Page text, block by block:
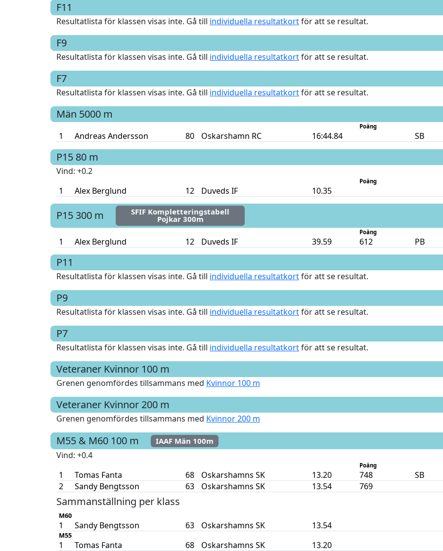
F11
Resultatlista för klassen visas inte. Gå till individuella resultatkortför att se resultat.
F9
Resultatlista för klassen visas inte. Gå till individuella resultatkortför att se resultat.
F7
Resultatlista för klassen visas inte. Gå till individuella resultatkortför att se resultat.
Män 5000 m
Poäng
1 Andreas Andersson 80 Oskarshamn RC 16:44.84 SB
P15 80 m
Vind: +0.2
Poäng
1 Alex Berglund 12 Duveds IF 10.35
P15 300 m SFIF Kompletteringstabell
Pojkar 300m
Poäng
1 Alex Berglund 12 Duveds IF 39.59 612 PB
P11
Resultatlista för klassen visas inte. Gå till individuella resultatkortför att se resultat.
P9
Resultatlista för klassen visas inte. Gå till individuella resultatkortför att se resultat.
P7
Resultatlista för klassen visas inte. Gå till individuella resultatkortför att se resultat.
Veteraner Kvinnor 100 m
Grenen genomfördes tillsammans med Kvinnor 100 m
Veteraner Kvinnor 200 m
Grenen genomfördes tillsammans med Kvinnor 200 m
M55 & M60 100 m IAAF Män 100m
Vind: +0.4
Poäng
1 Tomas Fanta 68 Oskarshamns SK 13.20 748
SB
2
Sandy Bengtsson 63 Oskarshamns SK 13.54 769
Sammanställning per klass
M60
1 Sandy Bengtsson 63 Oskarshamns SK 13.54
M55
1 Tomas Fanta 68 Oskarshamns SK 13.20